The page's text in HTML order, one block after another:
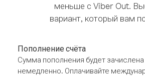
меньше с Viber Out.
вариант, который вам
Пополнение счёта
Сумма пополнения будет
немедленно. Оплачивайте